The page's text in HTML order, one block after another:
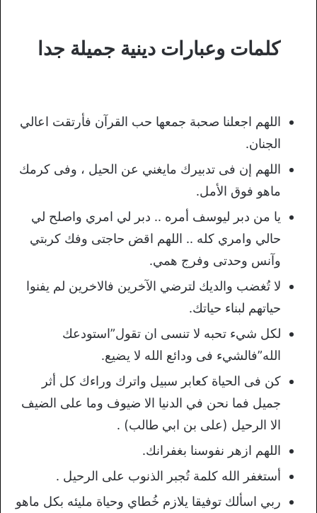
كلمات وعبارات دينية جميلة جدا
اللهم اجعلنا صحبة جمعها حب القرآن فأرتقت اعالي
الجنان.
اللهم إن فى تدبيرك مايغني عن الحيل ، وفى كرمك
ماهو فوق الأمل.
يا من دبر ليوسف أمره .. دبر لي امري واصلح لي
حالي وامري كله .. اللهم اقض حاجتى وفك كربتي
وآنس وحدتى وفرج همي.
لا تُغضب والديك لترضي الآخرين فالاخرين لم يفنوا
حياتهم لبناء حياتك.
لكل شيء تحبه لا تنسى ان تقول”استودعك
الله”فالشيء فى ودائع الله لا يضيع.
كن فى الحياة كعابر سبيل واترك وراءك كل أثر
جميل فما نحن في الدنيا الا ضيوف وما على الضيف
الا الرحيل (على بن ابي طالب) .
اللهم ازهر نفوسنا بغفرانك.
أستغفر الله كلمة تُجبر الذنوب على الرحيل .
ربي اسألك توفيقا يلازم خُطاي وحياة مليئه بكل ماهو